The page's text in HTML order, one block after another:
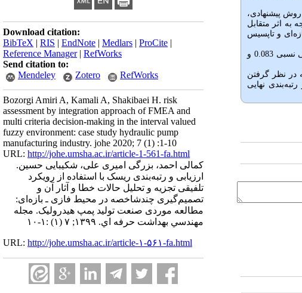
Download citation:
BibTeX | RIS | EndNote | Medlars | ProCite |
Reference Manager| RefWorks
Send citation to:
Mendeley
Zotero RefWorks
Bozorgi Amiri A, Kamali A, Shakibaei H. risk
assessment by integration approach of FMEA and
multi criteria decision-making in the interval valued
fuzzy environment: case study hydraulic pump
manufacturing industry. johe 2020; 7 (1) :1-10
URL: http://johe.umsha.ac.ir/article-1-561-fa.html
کمالی احمد، بزرگی امیری علی، شکیبایی حسین.
ارزیابی و رتبه‌بندی ریسک با استفاده از رویکرد
تلفیقی تجزیه و تحلیل حالات خطا و آثار آن و
تصمیم‌گیری چندشاخصه در محیط فازی ـ بازه‌ای:
مطالعه موردی صنعت تولید پمپ هیدرولیک. مجله
مهندسي بهداشت حرفه اي. ۱۳۹۹; ۷ (۱) :۱-۱۰
URL: http://johe.umsha.ac.ir/article-۱-۵۶۱-fa.html
پیشنهادی،
به اثر متقابل
و تاپسیس
مقدار نزدیکی نسبی 0.083 و
در نظر گرفتن
نهایی